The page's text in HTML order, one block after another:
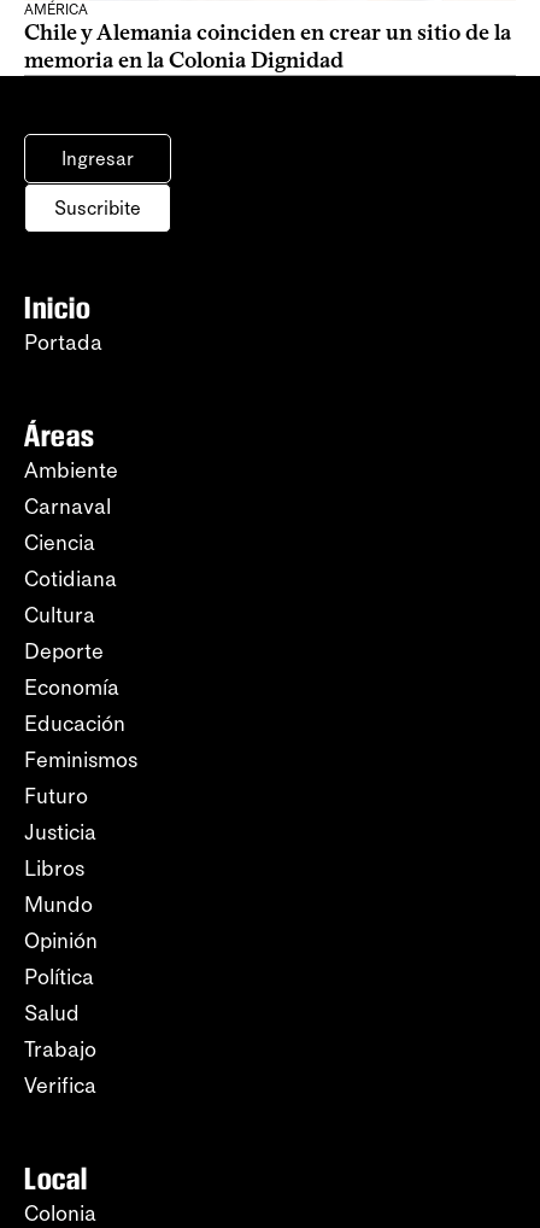
AMÉRICA
Chile y Alemania coinciden en crear un sitio de la
memoria en la Colonia Dignidad
Ingresar
Suscribite
Inicio
Portada
Áreas
Ambiente
Carnaval
Ciencia
Cotidiana
Cultura
Deporte
Economía
Educación
Feminismos
Futuro
Justicia
Libros
Mundo
Opinión
Política
Salud
Trabajo
Verifica
Local
Colonia